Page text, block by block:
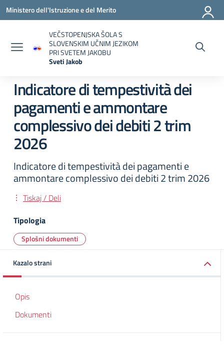
Vai ai contenuti
Vai al menu di navigazione
Vai al footer
Ministero dell'Istruzione e del Merito
VEČSTOPENJSKA ŠOLA S
SLOVENSKIM UČNIM JEZIKOM
PRI SVETEM JAKOBU
Sveti Jakob
Indicatore di tempestività dei
pagamenti e ammontare
complessivo dei debiti 2 trim
2026
Indicatore di tempestività dei pagamenti e
ammontare complessivo dei debiti 2 trim 2026
Tiskaj / Deli
Tipologia
Splošni dokumenti
Kazalo strani
Opis
Dokumenti